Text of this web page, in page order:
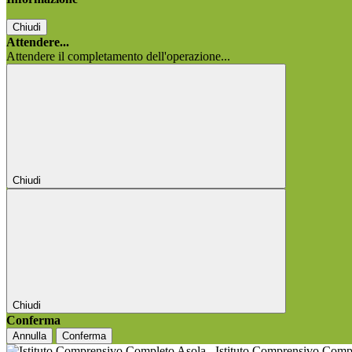
Chiudi
Attendere...
Attendere il completamento dell'operazione...
Chiudi
Chiudi
Conferma
Annulla Conferma